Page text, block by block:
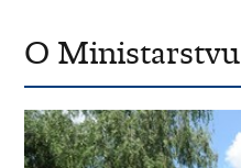
O Ministarstvu